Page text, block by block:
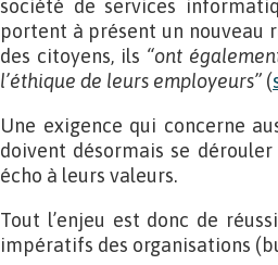
société de services
portent à présent un nouveau
des citoyens, ils “ont
l’éthique de leurs employeurs” (
Une exigence qui concerne
doivent désormais se
écho à leurs valeurs.
Tout l’enjeu est donc de
impératifs des organisations